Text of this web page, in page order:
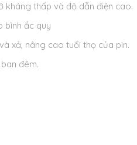
kháng thấp và độ dẫn điện cao.
bình ắc quy
xả, nâng cao tuổi thọ của pin.
đêm.